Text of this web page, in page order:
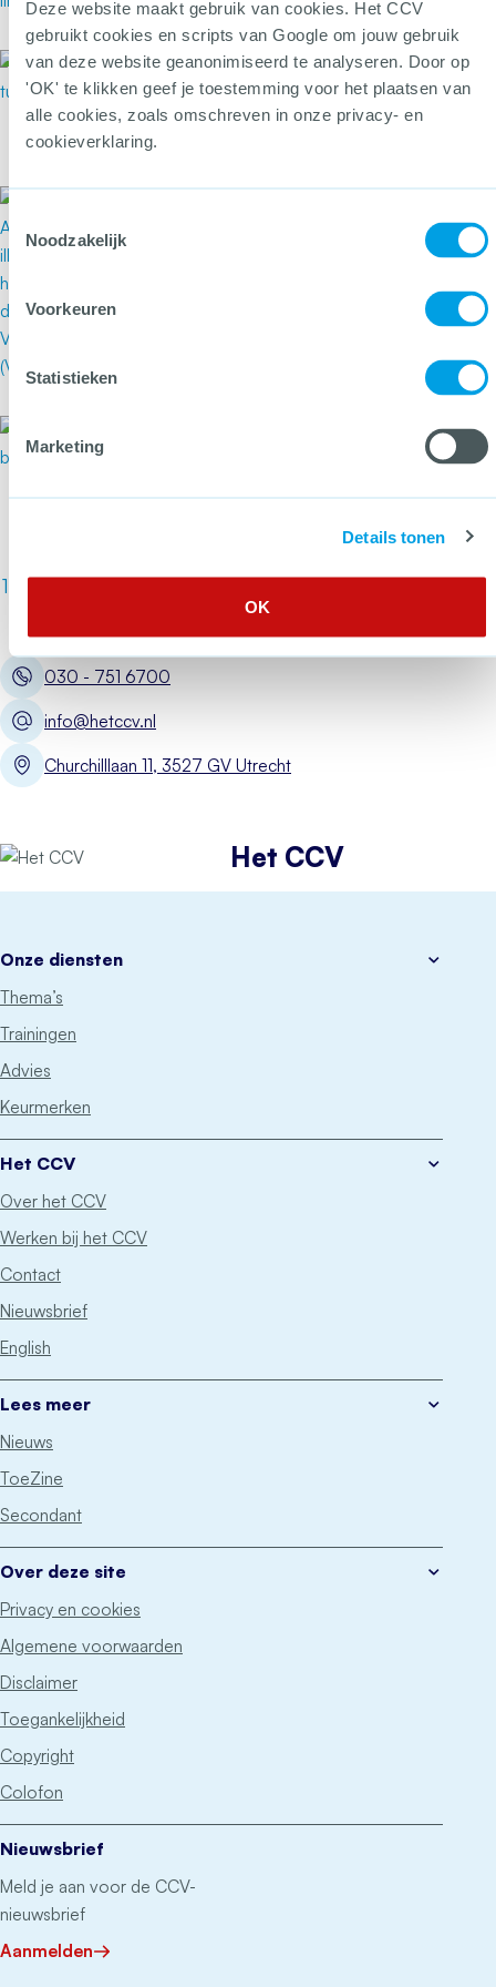
Deze website maakt gebruik van cookies. Het CCV
gebruikt cookies en scripts van Google om jouw gebruik
van deze website geanonimiseerd te analyseren. Door op
'OK' te klikken geef je toestemming voor het plaatsen van
alle cookies, zoals omschreven in onze privacy- en
cookieverklaring.
Noodzakelijk
Voorkeuren
Statistieken
Marketing
Details tonen
OK
Meer over Laatste podcast-serie over
18 maart 2021
Schouw Waterlandplein geeft
punten om wijk te verbeteren
kijkje in fysieke punten om wijk
Meer over Schouw Waterlandplein geeft kijkje
Kies voor kwaliteit als het gaat
Meer over Kies voor kwaliteit als het gaat om
1 82 83 84 85 86 87
030 - 751 6700
info@hetccv.nl
Churchilllaan 11, 3527 GV Utrecht
Het CCV
Onze diensten
Thema’s
Trainingen
Advies
Keurmerken
Het CCV
Over het CCV
Werken bij het CCV
Contact
Nieuwsbrief
English
Lees meer
Nieuws
ToeZine
Secondant
Over deze site
Privacy en cookies
Algemene voorwaarden
Disclaimer
Toegankelijkheid
Copyright
Colofon
Nieuwsbrief
Meld je aan voor de CCV-
nieuwsbrief
Aanmelden